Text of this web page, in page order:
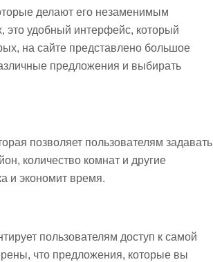
делают его незаменимым
это удобный интерфейс, который
на сайте представлено большое
предложения и выбирать
позволяет пользователям задавать
количество комнат и другие
и экономит время.
пользователям доступ к самой
что предложения, которые вы